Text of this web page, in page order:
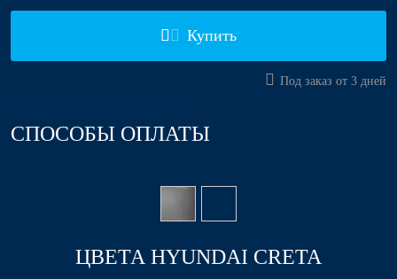
Купить
Под заказ от 3 дней
СПОСОБЫ ОПЛАТЫ
ЦВЕТА HYUNDAI CRETA